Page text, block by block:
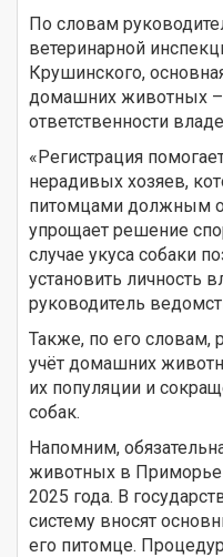
По словам
ветеринарной
Крушинского,
домашних животных
ответственности
«Регистрация
нерадивых хозяев,
питомцами должным
упрощает решение
случае укуса собаки
установить личность
руководитель
Также, по его словам,
учёт домашних
их популяции и
собак.
Напомним,
животных в Приморье
2025 года. В
систему вносят
его питомце.